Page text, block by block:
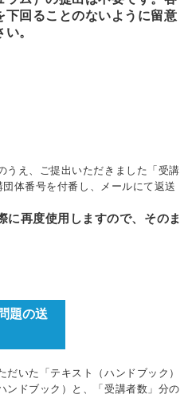
回ることのないように留意
。
うえ、ご提出いただきました「受講
体番号を付番し、メールにて返送
再度使用しますので、そのま
題の送
だいた「テキスト（ハンドブック）
ンドブック）と、「受講者数」分の